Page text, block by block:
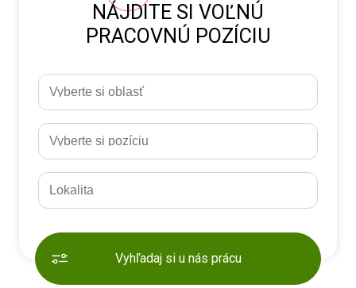
NÁJDITE SI VOĽNÚ
PRACOVNÚ POZÍCIU
Vyhľadaj si u nás prácu